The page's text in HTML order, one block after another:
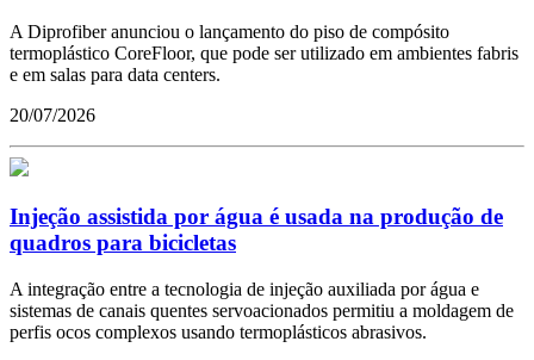
A Diprofiber anunciou o lançamento do piso de compósito
termoplástico CoreFloor, que pode ser utilizado em ambientes fabris
e em salas para data centers.
20/07/2026
Injeção assistida por água é usada na produção de
quadros para bicicletas
A integração entre a tecnologia de injeção auxiliada por água e
sistemas de canais quentes servoacionados permitiu a moldagem de
perfis ocos complexos usando termoplásticos abrasivos.